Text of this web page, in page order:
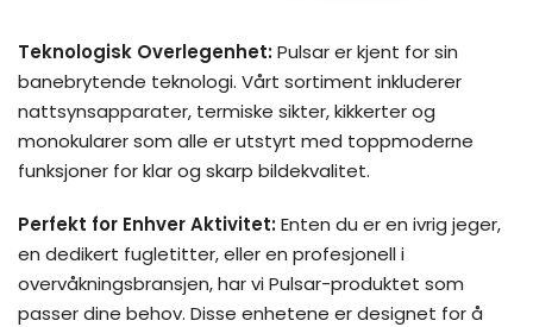
Teknologisk Overlegenhet:Pulsar er kjent for sin
banebrytende teknologi. Vårt sortiment inkluderer
nattsynsapparater, termiske sikter, kikkerter og
monokularer som alle er utstyrt med toppmoderne
funksjoner for klar og skarp bildekvalitet.
Perfekt for Enhver Aktivitet:Enten du er en ivrig jeger,
en dedikert fugletitter, eller en profesjonell i
overvåkningsbransjen, har vi Pulsar-produktet som
passer dine behov. Disse enhetene er designet for å